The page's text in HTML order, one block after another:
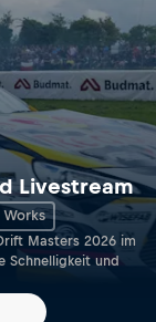
Livestream
Masters 2026 im
Schnelligkeit und